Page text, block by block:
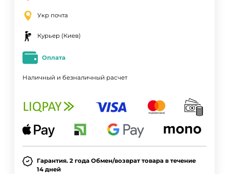
Укр почта
Курьер (Киев)
Оплата
Наличный и безналичный расчет
Гарантия. 2 года Обмен/возврат товара в течение
14 дней